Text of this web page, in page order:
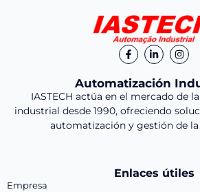
Automatización
IASTECH actúa en el mercado de
industrial desde 1990, ofreciendo
automatización y gestión de
Enlaces útiles
Empresa